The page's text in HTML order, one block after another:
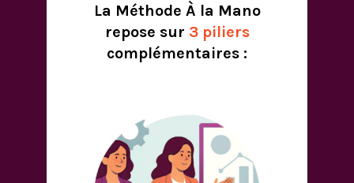
La Méthode À la Mano
repose sur 3 piliers
complémentaires :